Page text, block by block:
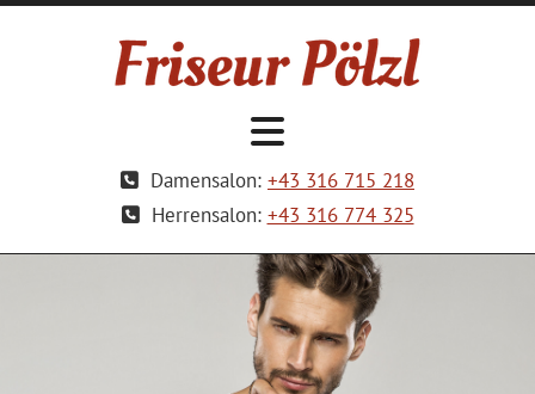
 Damensalon: +43 316 715 218
Herrensalon: +43 316 774 325